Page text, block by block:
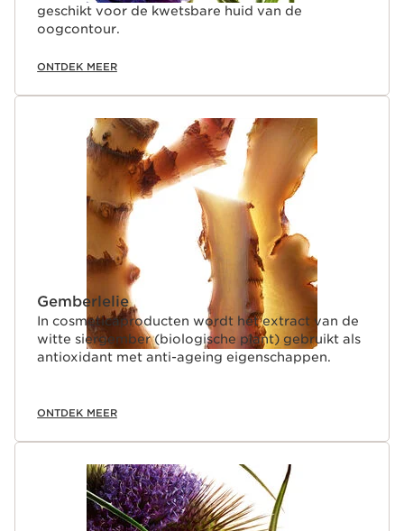
geschikt voor de kwetsbare huid van de
oogcontour.
ONTDEK MEER
Gemberlelie
In cosmeticaproducten wordt het extract van de
witte siergember (biologische plant) gebruikt als
antioxidant met anti-ageing eigenschappen.
ONTDEK MEER